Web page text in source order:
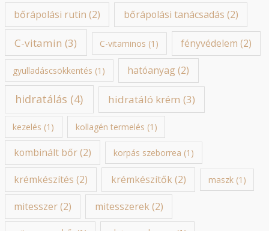
á
k
bőrápolási rutin (2) bőrápolási tanácsadás (2)
C-vitamin (3) C-vitaminos (1) fényvédelem (2)
gyulladáscsökkentés (1) hatóanyag (2)
hidratálás (4) hidratáló krém (3)
kezelés (1) kollagén termelés (1)
kombinált bőr(2) korpás szeborrea (1)
krémkészítés (2) krémkészítők(2) maszk(1)
mitesszer(2) mitesszerek(2)